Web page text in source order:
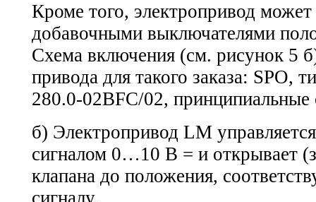
Кроме того, электропривод
добавочными выключателями
Схема включения (см. рисунок 5
привода для такого заказа: SPO,
280.0-02ВFC/02,
б) Электропривод LM
сигналом 0…10 В = и открывает
клапана до положения,